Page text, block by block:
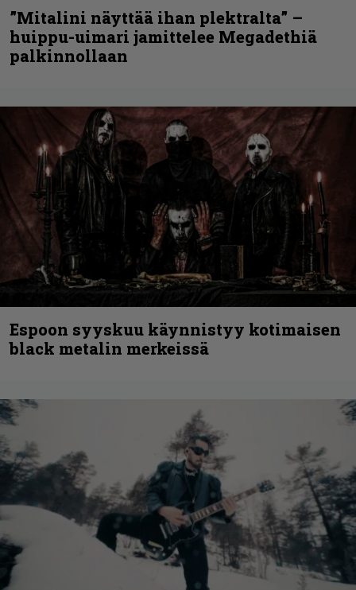
”Mitalini näyttää ihan plektralta” –
huippu-uimari jamittelee Megadethiä
palkinnollaan
Espoon syyskuu käynnistyy kotimaisen
black metalin merkeissä